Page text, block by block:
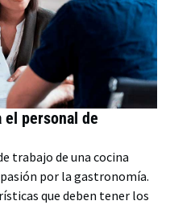
el personal de
trabajo de una cocina
por la gastronomía.
que deben tener los